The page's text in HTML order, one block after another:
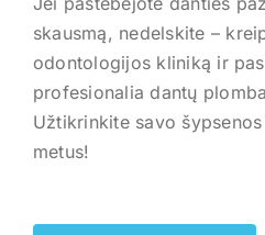
skausmą, nedelskite –
odontologijos kliniką ir
profesionalia dantų
Užtikrinkite savo
metus!